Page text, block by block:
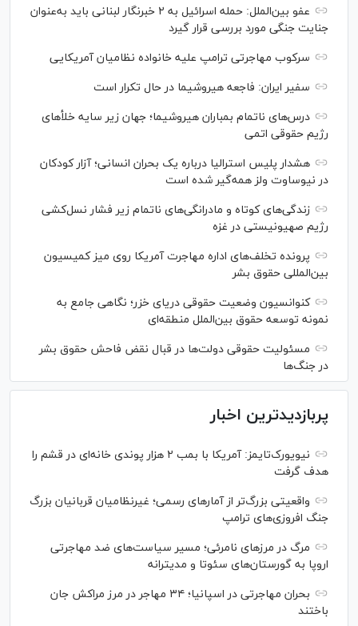
عفو بین‌الملل: حمله اسرائیل به ۲ خبرنگار لبنانی باید به‌عنوان
جنایت جنگی مورد بررسی قرار گیرد
سرکوب مهاجرتی ترامپ علیه خانواده نظامیان آمریکایی
سفیر ایران: فاجعه هیروشیما در حال تکرار است
درس‌های ناتمام بمباران هیروشیما؛ جهان زیر سایه خلأ‌های
رژیم حقوقی اتمی
هشدار پلیس استرالیا درباره یک بحران انسانی؛ آزار کودکان
در نیوساوت ولز همه‌گیر شده است
زندگی‌های کوتاه و مادرانگی‌های ناتمام زیر فشار نسل‌کشی
رژیم صهیونیستی در غزه
پرونده تخلف‌های اداره مهاجرت آمریکا روی میز کمیسیون
بین‌المللی حقوق بشر
کنوانسیون وضعیت حقوقی دریای خزر؛ نگاهی جامع به
نمونه توسعه حقوق بین‌الملل منطقه‌ای
مسئولیت حقوقی دولت‌ها در قبال نقض‌ فاحش حقوق بشر
در جنگ‌ها
پربازدیدترین اخبار
نیویورک‌تایمز: آمریکا با بمب ۲ هزار پوندی خانه‌ای در قشم را
هدف گرفت
واقعیتی بزرگ‌تر از آمار‌های رسمی؛ غیرنظامیان قربانیان بزرگ
جنگ افروزی‌های ترامپ
مرگ در مرز‌های نامرئی؛ مسیر سیاست‌های ضد مهاجرتی
اروپا به گورستان‌های سئوتا و مدیترانه
بحران مهاجرتی در اسپانیا؛ ۳۴ مهاجر در مرز مراکش جان
باختند